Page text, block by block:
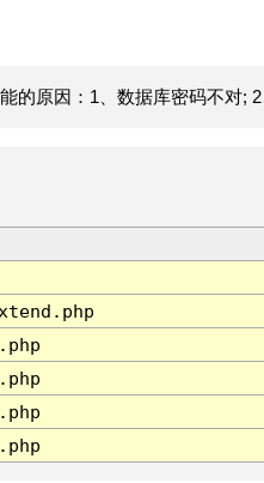
的原因：1、数据库密码不对; 2